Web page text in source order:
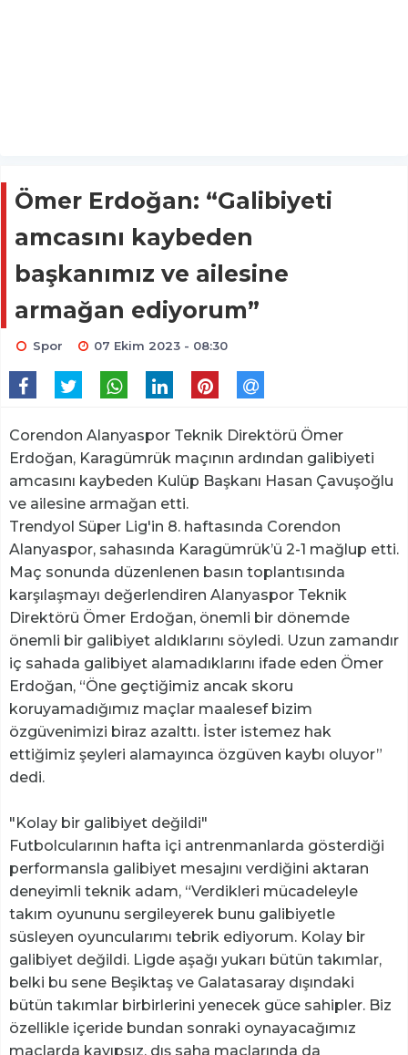
Ömer Erdoğan: “Galibiyeti
amcasını kaybeden
başkanımız ve ailesine
armağan ediyorum”
Spor 07 Ekim 2023 - 08:30
Corendon Alanyaspor Teknik Direktörü Ömer
Erdoğan, Karagümrük maçının ardından galibiyeti
amcasını kaybeden Kulüp Başkanı Hasan Çavuşoğlu
ve ailesine armağan etti.
Trendyol Süper Lig'in 8. haftasında Corendon
Alanyaspor, sahasında Karagümrük’ü 2-1 mağlup etti.
Maç sonunda düzenlenen basın toplantısında
karşılaşmayı değerlendiren Alanyaspor Teknik
Direktörü Ömer Erdoğan, önemli bir dönemde
önemli bir galibiyet aldıklarını söyledi. Uzun zamandır
iç sahada galibiyet alamadıklarını ifade eden Ömer
Erdoğan, “Öne geçtiğimiz ancak skoru
koruyamadığımız maçlar maalesef bizim
özgüvenimizi biraz azalttı. İster istemez hak
ettiğimiz şeyleri alamayınca özgüven kaybı oluyor”
dedi.
"Kolay bir galibiyet değildi"
Futbolcularının hafta içi antrenmanlarda gösterdiği
performansla galibiyet mesajını verdiğini aktaran
deneyimli teknik adam, “Verdikleri mücadeleyle
takım oyununu sergileyerek bunu galibiyetle
süsleyen oyuncularımı tebrik ediyorum. Kolay bir
galibiyet değildi. Ligde aşağı yukarı bütün takımlar,
belki bu sene Beşiktaş ve Galatasaray dışındaki
bütün takımlar birbirlerini yenecek güce sahipler. Biz
özellikle içeride bundan sonraki oynayacağımız
maçlarda kayıpsız, dış saha maçlarında da